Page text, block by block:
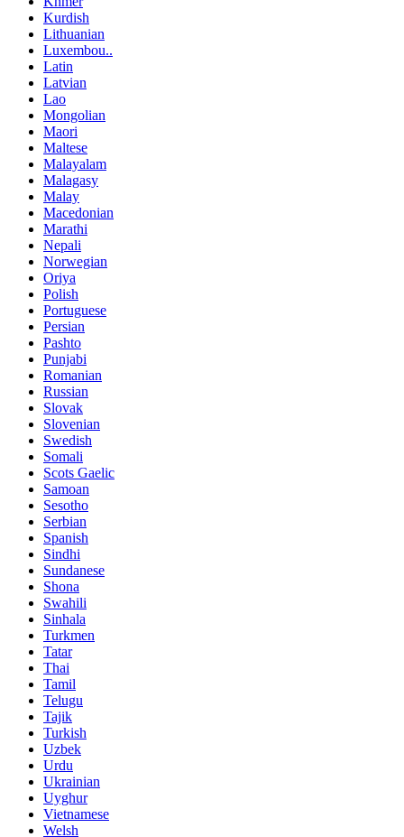
Kurdish
Lithuanian
Luxembou..
Latin
Latvian
Lao
Mongolian
Maori
Maltese
Malayalam
Malagasy
Malay
Macedonian
Marathi
Nepali
Norwegian
Oriya
Polish
Portuguese
Persian
Pashto
Punjabi
Romanian
Russian
Slovak
Slovenian
Swedish
Somali
Scots Gaelic
Samoan
Sesotho
Serbian
Spanish
Sindhi
Sundanese
Shona
Swahili
Sinhala
Turkmen
Tatar
Thai
Tamil
Telugu
Tajik
Turkish
Uzbek
Urdu
Ukrainian
Uyghur
Vietnamese
Welsh